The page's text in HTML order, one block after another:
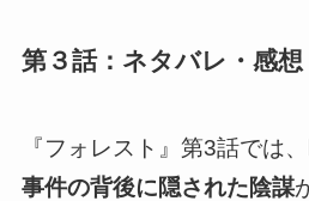
第３話：ネタバレ・感想
『フォレスト』第3話では、
事件の背後に隠された陰謀